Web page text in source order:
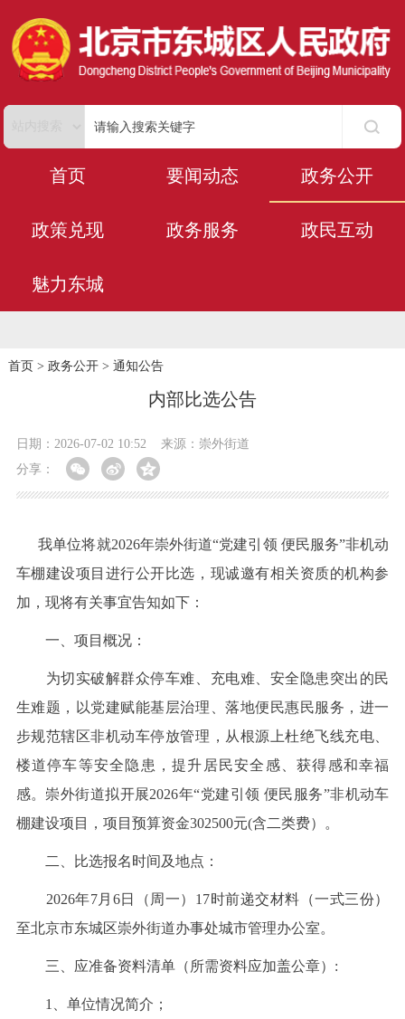
首页 要闻动态 政务公开
政策兑现 政务服务 政民互动
魅力东城
首页 > 政务公开> 通知公告
内部比选公告
日期：2026-07-02 10:52
来源：崇外街道
分享：
我单位将就2026年崇外街道“党建引领 便民服务”非机动
车棚建设项目进行公开比选，现诚邀有相关资质的机构参
加，现将有关事宜告知如下：
一、项目概况：
为切实破解群众停车难、充电难、安全隐患突出的民
生难题，以党建赋能基层治理、落地便民惠民服务，进一
步规范辖区非机动车停放管理，从根源上杜绝飞线充电、
楼道停车等安全隐患，提升居民安全感、获得感和幸福
感。崇外街道拟开展2026年“党建引领 便民服务”非机动车
棚建设项目，项目预算资金302500元(含二类费）。
二、比选报名时间及地点：
2026年7月6日（周一）17时前递交材料（一式三份）
至北京市东城区崇外街道办事处城市管理办公室。
三、应准备资料清单（所需资料应加盖公章）:
1、单位情况简介；